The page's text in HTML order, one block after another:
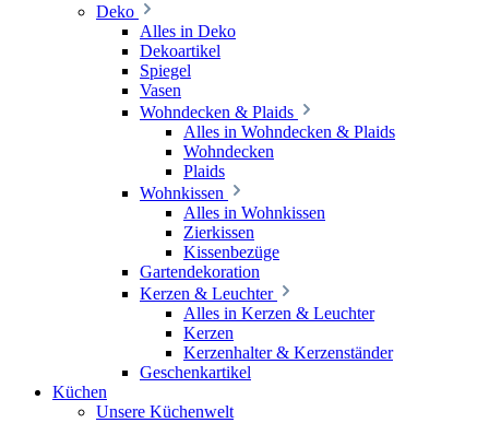
Deko
Alles in Deko
Dekoartikel
Spiegel
Vasen
Wohndecken & Plaids
Alles in Wohndecken & Plaids
Wohndecken
Plaids
Wohnkissen
Alles in Wohnkissen
Zierkissen
Kissenbezüge
Gartendekoration
Kerzen & Leuchter
Alles in Kerzen & Leuchter
Kerzen
Kerzenhalter & Kerzenständer
Geschenkartikel
Küchen
Unsere Küchenwelt